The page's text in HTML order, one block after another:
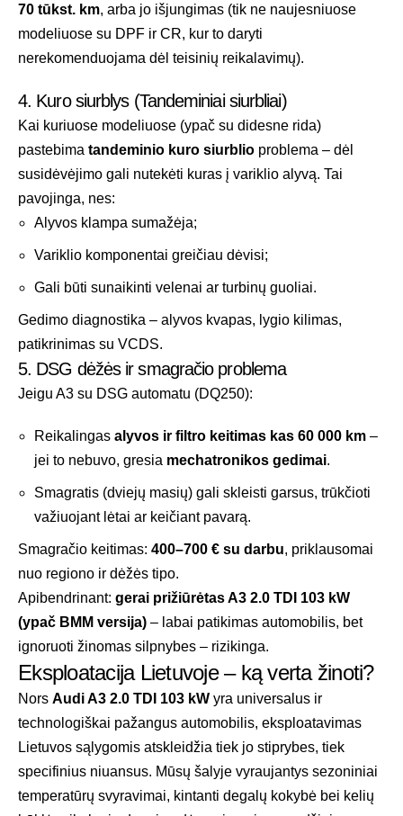
70 tūkst. km, arba jo išjungimas (tik ne naujesniuose
modeliuose su DPF ir CR, kur to daryti
nerekomenduojama dėl teisinių reikalavimų).
4. Kuro siurblys (Tandeminiai siurbliai)
Kai kuriuose modeliuose (ypač su didesne rida)
pastebima tandeminio kuro siurblio problema – dėl
susidėvėjimo gali nutekėti kuras į variklio alyvą. Tai
pavojinga, nes:
Alyvos klampa sumažėja;
Variklio komponentai greičiau dėvisi;
Gali būti sunaikinti velenai ar turbinų guoliai.
Gedimo diagnostika – alyvos kvapas, lygio kilimas,
patikrinimas su VCDS.
5. DSG dėžės ir smagračio problema
Jeigu A3 su DSG automatu (DQ250):
Reikalingas alyvos ir filtro keitimas kas 60 000 km –
jei to nebuvo, gresia mechatronikos gedimai.
Smagratis (dviejų masių) gali skleisti garsus, trūkčioti
važiuojant lėtai ar keičiant pavarą.
Smagračio keitimas: 400–700 € su darbu, priklausomai
nuo regiono ir dėžės tipo.
Apibendrinant: gerai prižiūrėtas A3 2.0 TDI 103 kW
(ypač BMM versija) – labai patikimas automobilis, bet
ignoruoti žinomas silpnybes – rizikinga.
Eksploatacija Lietuvoje – ką verta žinoti?
Nors Audi A3 2.0 TDI 103 kW yra universalus ir
technologiškai pažangus automobilis, eksploatavimas
Lietuvos sąlygomis atskleidžia tiek jo stiprybes, tiek
specifinius niuansus. Mūsų šalyje vyraujantys sezoniniai
temperatūrų svyravimai, kintanti degalų kokybė bei kelių